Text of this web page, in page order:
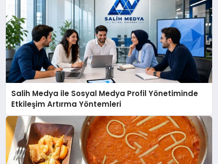
Salih Medya ile Sosyal Medya Profil Yönetiminde
Etkileşim Artırma Yöntemleri